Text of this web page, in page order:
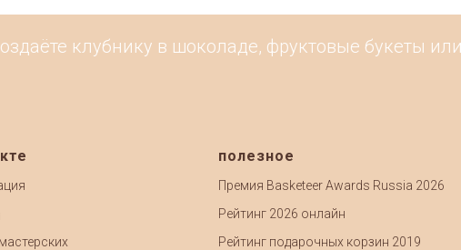
клубнику в шоколаде, фруктовые букеты
полезное
Премия Basketeer Awards Russia 2026
Рейтинг 2026 онлайн
Рейтинг подарочных корзин 2019